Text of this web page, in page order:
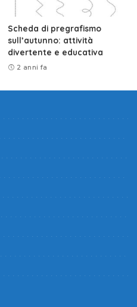
Scheda di pregrafismo
sull’autunno: attività
divertente e educativa
2 anni fa